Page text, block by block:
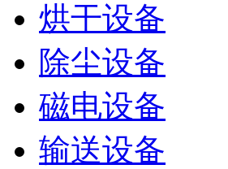
烘干设备
除尘设备
磁电设备
输送设备